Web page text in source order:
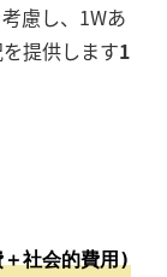
慮し、1Wあ
提供します1
社会的費用)